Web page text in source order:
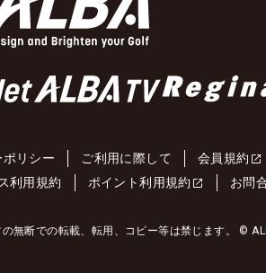
リシー ご利用に際して 会員規約
利用規約 ポイント利用規約 お問
無断での転載、転用、コピー等は禁じます。 ©